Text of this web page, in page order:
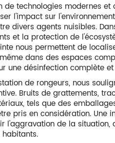
de technologies modernes et
l'impact sur
divers agents nuisibles.
et la protection de
nous permettent de
dans des espaces
une désinfection complète
de rongeurs, nous
Bruits de grattements,
tels que des
pris en considération. Une
l'aggravation de la situation,